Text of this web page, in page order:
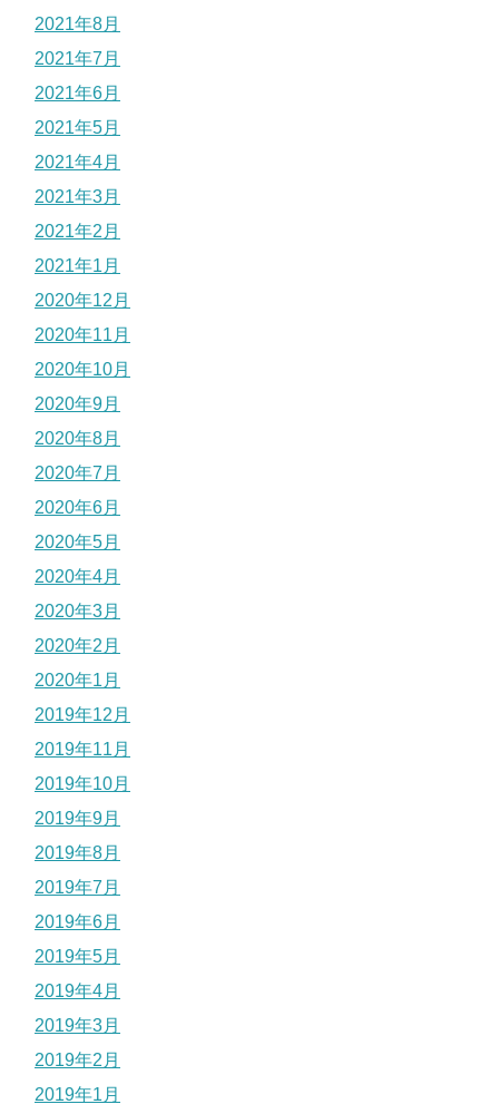
2021年8月
2021年7月
2021年6月
2021年5月
2021年4月
2021年3月
2021年2月
2021年1月
2020年12月
2020年11月
2020年10月
2020年9月
2020年8月
2020年7月
2020年6月
2020年5月
2020年4月
2020年3月
2020年2月
2020年1月
2019年12月
2019年11月
2019年10月
2019年9月
2019年8月
2019年7月
2019年6月
2019年5月
2019年4月
2019年3月
2019年2月
2019年1月